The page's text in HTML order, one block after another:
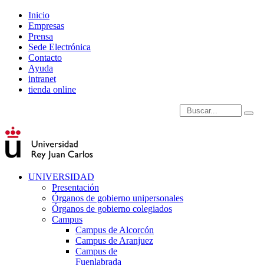
Inicio
Empresas
Prensa
Sede Electrónica
Contacto
Ayuda
intranet
tienda online
Introduce términos de
UNIVERSIDAD
Presentación
Órganos de gobierno unipersonales
Órganos de gobierno colegiados
Campus
Campus de Alcorcón
Campus de Aranjuez
Campus de
Fuenlabrada